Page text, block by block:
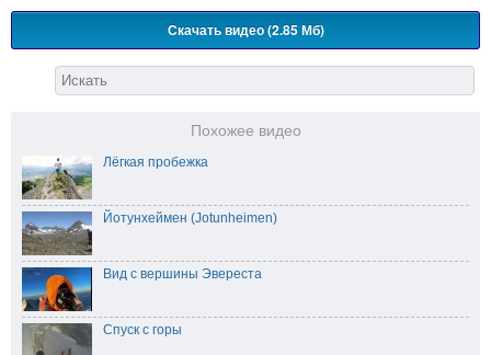
Скачать видео (2.85 Мб)
Похожее видео
Лёгкая пробежка
Йотунхеймен (Jotunheimen)
Вид с вершины Эвереста
Спуск с горы